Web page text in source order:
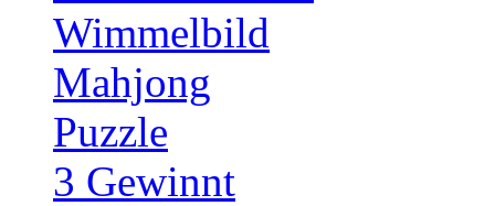
Wimmelbild
Mahjong
Puzzle
3 Gewinnt